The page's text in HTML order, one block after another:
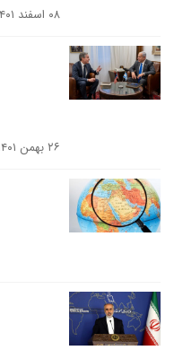
۰۸ اسفند ۱۴۰۱
۲۶ بهمن ۱۴۰۱